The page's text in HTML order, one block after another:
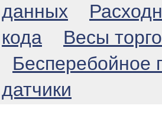
данных
кода
Весы
Бесперебойное
датчики